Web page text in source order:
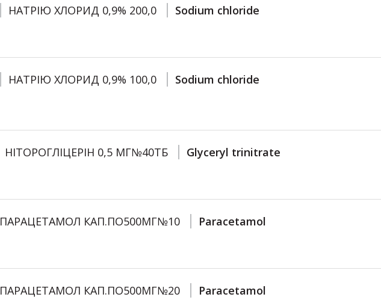
НАТРІЮ ХЛОРИД 0,9% 200,0 Sodium chloride
НАТРІЮ ХЛОРИД 0,9% 100,0 Sodium chloride
НІТОРОГЛІЦЕРІН 0,5 МГ№40ТБ Glyceryl trinitrate
ПАРАЦЕТАМОЛ КАП.ПО500МГ№10 Paracetamol
ПАРАЦЕТАМОЛ КАП.ПО500МГ№20 Paracetamol